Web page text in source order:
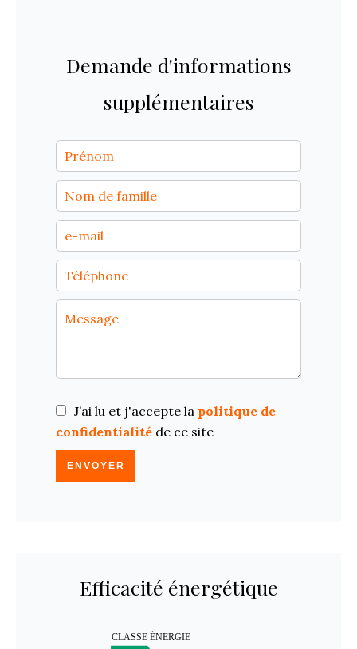
Demande d'informations
supplémentaires
J’ai lu et j'accepte la politique de
confidentialité de ce site
ENVOYER
Efficacité énergétique